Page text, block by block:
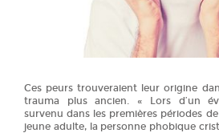
Ces peurs trouveraient leur origine
trauma plus ancien. « Lors d’un
survenu dans les premières périodes
jeune adulte, la personne phobique